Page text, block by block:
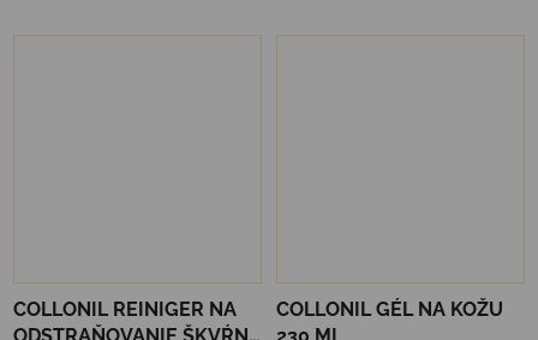
COLLONIL REINIGER NA
COLLONIL GÉL NA KOŽU